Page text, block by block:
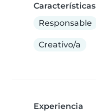
Características
Responsable
Creativo/a
Experiencia